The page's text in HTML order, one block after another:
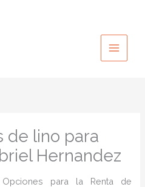
de lino para
Hernandez
para la Renta de